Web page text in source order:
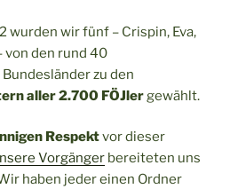
wurden wir fünf – Crispin, Eva,
von den rund 40
zu den
aller 2.700 FÖJler gewählt.
Respektvor dieser
Vorgänger bereiteten uns
haben jeder einen Ordner